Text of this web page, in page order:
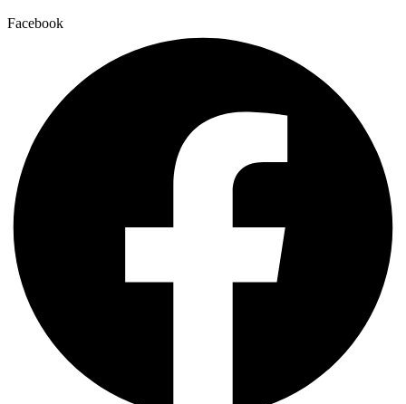
Facebook